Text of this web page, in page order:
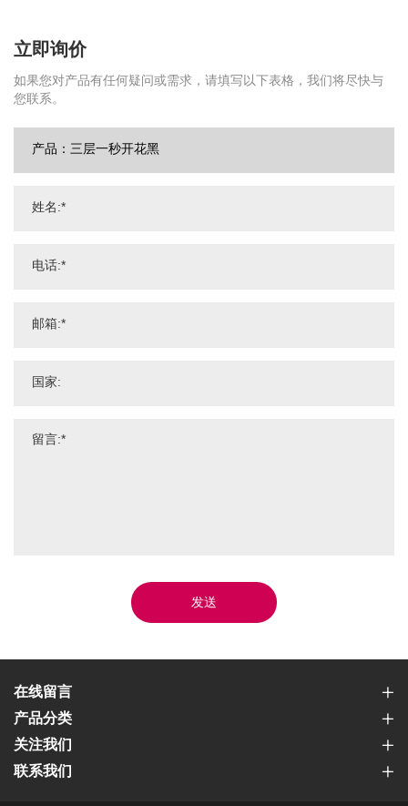
立即询价
如果您对产品有任何疑问或需求，请填写以下表格，我们将尽快与
您联系。
发送
在线留言
产品分类
关注我们
联系我们